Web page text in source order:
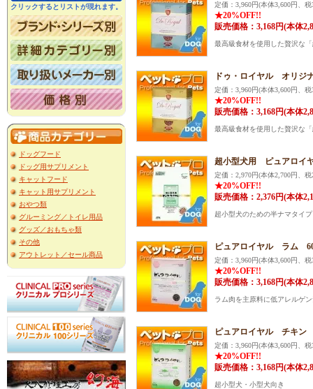
クリックするとリストが現れます。
ドッグフード
ドッグ用サプリメント
キャットフード
キャット用サプリメント
おやつ類
グルーミング／トイレ用品
グッズ／おもちゃ類
その他
アウトレット／セール商品
定価：3,960円(本体3,600円、税
★20%OFF!!
販売価格：3,168円(本体
最高級食材を使用した贅沢な
ドゥ・ロイヤル オリジ
定価：3,960円(本体3,600円、税
★20%OFF!!
販売価格：3,168円(本体
最高級食材を使用した贅沢な
超小型犬用 ピュアロイ
定価：2,970円(本体2,700円、税
★20%OFF!!
販売価格：2,376円(本体
超小型犬のための半ナマタイ
ピュアロイヤル ラム
定価：3,960円(本体3,600円、税
★20%OFF!!
販売価格：3,168円(本体
ラム肉を主原料に低アレルゲ
ピュアロイヤル チキン
定価：3,960円(本体3,600円、税
★20%OFF!!
販売価格：3,168円(本体
超小型犬・小型犬向き